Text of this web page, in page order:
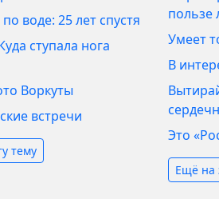
воде: 25 лет спустя
ступала нога
Воркуты
встречи
тему
пользе
Умеет
В
Это
Ещё на